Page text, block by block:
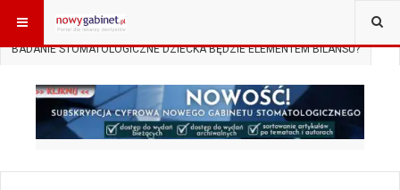
JESTEŚ TUTAJ: START
BADANIE STOMATOLOGICZNE DZIECKA BĘDZIE ELEMENTEM BILANSU?